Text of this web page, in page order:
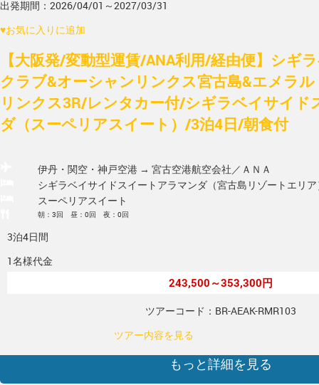
出発期間：2026/04/01～2027/03/31
♥お気に入りに追加
【大阪発/変動型運賃/ANA利用/経由便】シギ
クラブ&オーシャンリンクス宮古島&エメラ
リンクス3R/レンタカー付/シギラベイサイド
ダ（スーペリアスイート）/3泊4日/朝食付
伊丹・関空・神戸空港 → 宮古空港航空会社／ＡＮＡ
シギラベイサイドスイートアラマンダ（宮古島リゾートエリ
スーペリアスイート
朝：3回 昼：0回 夜：0回
3泊4日間
1名様代金
243,500～353,300円
ツアーコード：BR-AEAK-RMR103
ツアー内容を見る
もっと詳細を見る